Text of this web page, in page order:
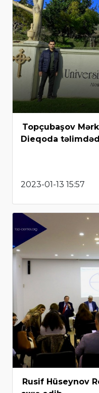
Topçubaşov
Dieqoda
2023-01-13 15:57
Rusif Hüseynov